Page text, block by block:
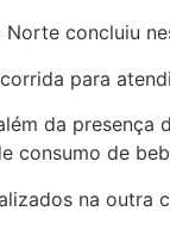
concluiu
para
da presença
consumo de
na outra